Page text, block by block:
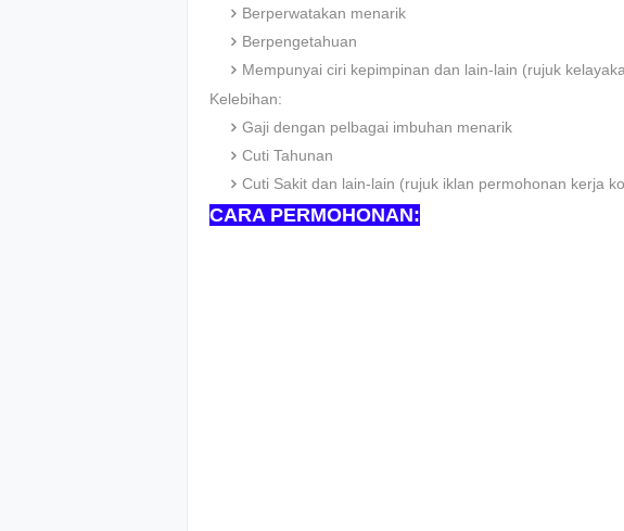
Berperwatakan menarik
Berpengetahuan
Mempunyai ciri kepimpinan dan lain-lain (rujuk
Kelebihan:
Gaji dengan pelbagai imbuhan menarik
Cuti Tahunan
Cuti Sakit dan lain-lain (rujuk iklan permohonan kerja
CARA PERMOHONAN: